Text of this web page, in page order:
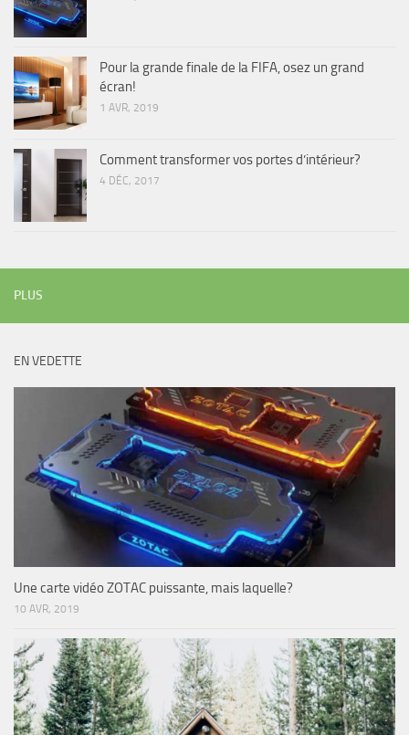
Pour la grande finale de la FIFA, osez un grand
écran!
1 AVR, 2019
Comment transformer vos portes d’intérieur?
4 DÉC, 2017
PLUS
EN VEDETTE
Une carte vidéo ZOTAC puissante, mais laquelle?
10 AVR, 2019